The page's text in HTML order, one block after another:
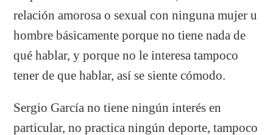
relación amorosa o sexual con ninguna mujer u
hombre básicamente porque no tiene nada de
qué hablar, y porque no le interesa tampoco
tener de que hablar, así se siente cómodo.
Sergio García no tiene ningún interés en
particular, no practica ningún deporte, tampoco